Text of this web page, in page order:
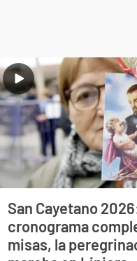
San Cayetano
cronograma
misas, la